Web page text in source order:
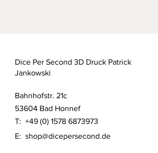
Dice Per Second 3D Druck Patrick
Jankowski
Bahnhofstr. 21c
53604 Bad Honnef
T: +49 (0) 1578 6873973
E: shop@dicepersecond.de